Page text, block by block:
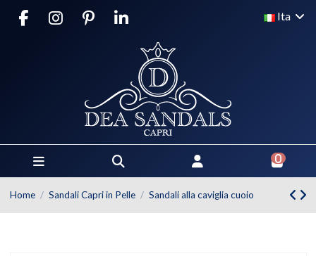
Ita
0
Home Sandali Capri in Pelle Sandali alla caviglia cuoio